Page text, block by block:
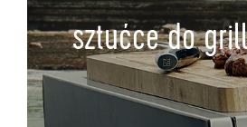
sztućce do